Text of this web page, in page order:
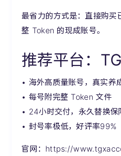
最省力的方式是：直接购买
整 Token 的现成账号。
推荐平台：
• 海外高质量账号，真实养
• 每号附完整 Token 文件
• 24小时交付，永久替换保
• 封号率极低，好评率99%
官网： https://